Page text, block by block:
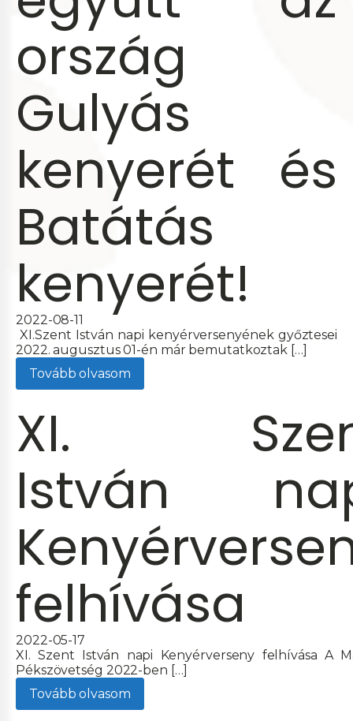
ország
Gulyás
kenyerét és
Batátás
kenyerét!
2022-08-11
XI.Szent István napi kenyérversenyének győztesei
2022. augusztus 01-én már bemutatkoztak […]
Tovább olvasom
XI.
István
felhívása
2022-05-17
XI. Szent István napi Kenyérverseny felhívása A
Pékszövetség 2022-ben […]
Tovább olvasom